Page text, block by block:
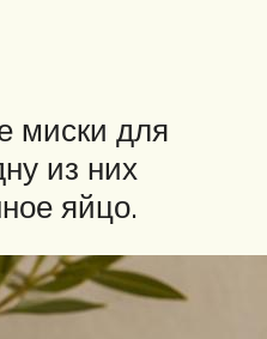
миски для
из них
яйцо.